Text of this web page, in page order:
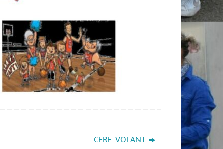
CERF- VOLANT